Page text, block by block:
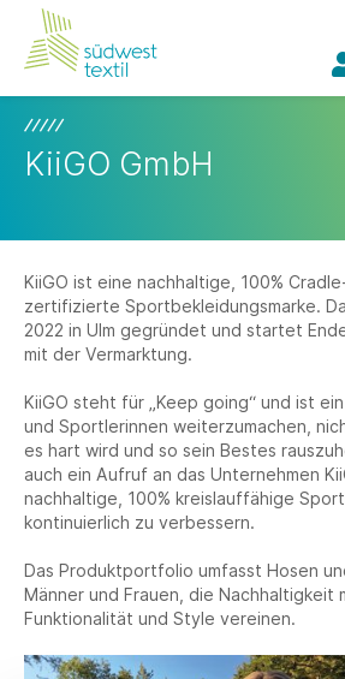
KiiGO GmbH
KiiGO ist eine nachhaltige, 100%
zertifizierte Sportbekleidungsmarke.
2022 in Ulm gegründet und startet
mit der Vermarktung.
KiiGO steht für „Keep going“ und ist
und Sportlerinnen weiterzumachen,
es hart wird und so sein Bestes
auch ein Aufruf an das Unternehmen
nachhaltige, 100% kreislauffähige
kontinuierlich zu verbessern.
Das Produktportfolio umfasst Hosen
Männer und Frauen, die Nachhaltigkeit
Funktionalität und Style vereinen.